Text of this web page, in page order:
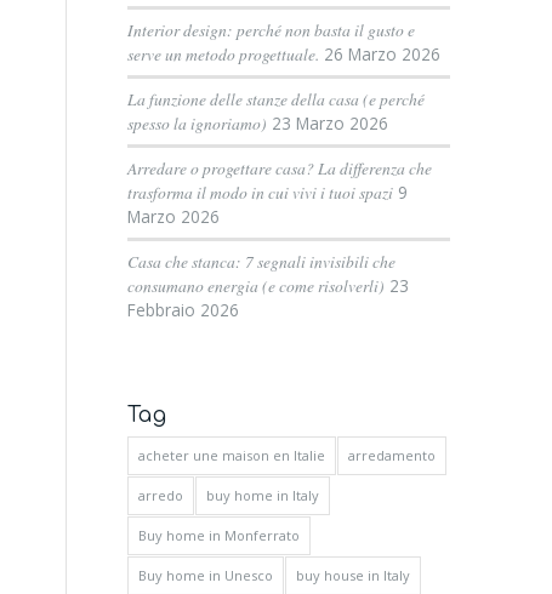
Interior design: perché non basta il gusto e
serve un metodo progettuale. 26 Marzo 2026
La funzione delle stanze della casa (e perché
spesso la ignoriamo) 23 Marzo 2026
Arredare o progettare casa? La differenza che
trasforma il modo in cui vivi i tuoi spazi 9
Marzo 2026
Casa che stanca: 7 segnali invisibili che
consumano energia (e come risolverli) 23
Febbraio 2026
Tag
acheter une maison en Italie arredamento
arredo buy home in Italy
Buy home in Monferrato
Buy home in Unesco buy house in Italy